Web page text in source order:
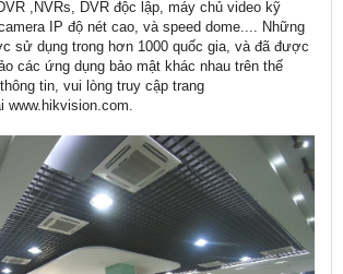
,NVRs, DVR độc lập, máy chủ video kỹ
IP độ nét cao, và speed dome.... Những
sử dụng trong hơn 1000 quốc gia, và đã được
các ứng dụng bảo mật khác nhau trên thế
tin, vui lòng truy cập trang
www.hikvision.com.